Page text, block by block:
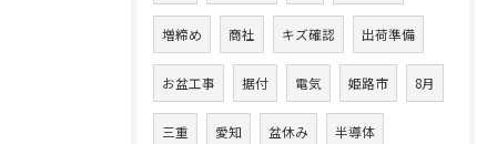
増締め 商社 キズ確認 出荷準備
お盆工事 据付 電気 姫路市 8月
三重 愛知 盆休み 半導体